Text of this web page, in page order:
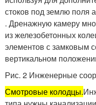
стоков под землю поля
. Дренажную камеру
из железобетонных
элементов с замковым
вертикальном
Рис. 2 Инженерные
Смотровые колодцы.